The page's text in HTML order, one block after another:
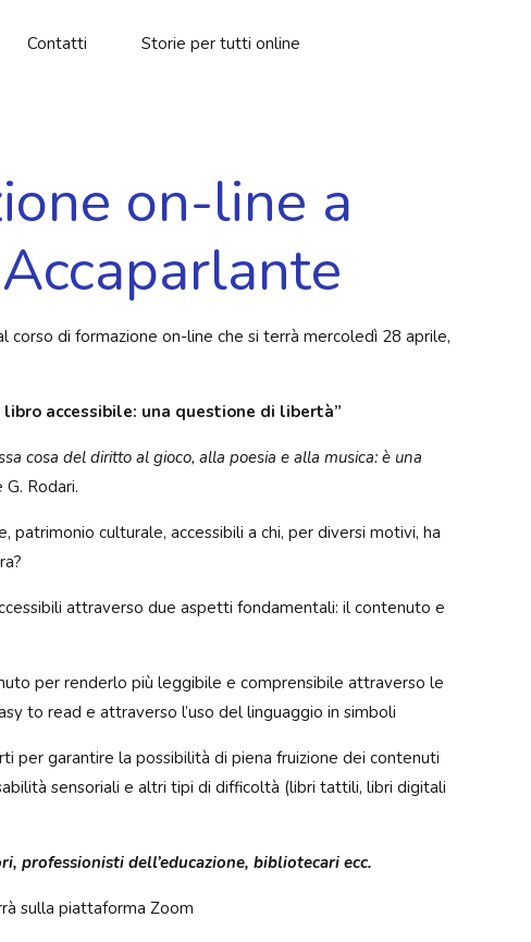
Contatti Storie per tutti online
on-line a
corso di formazione on-line che si terrà mercoledì 28 aprile,
accessibile: una questione di libertà”
cosa del diritto al gioco, alla poesia e alla musica: è una
G. Rodari.
patrimonio culturale, accessibili a chi, per diversi motivi, ha
attraverso due aspetti fondamentali: il contenuto e
per renderlo più leggibile e comprensibile attraverso le
to read e attraverso l’uso del linguaggio in simboli
per garantire la possibilità di piena fruizione dei contenuti
sensoriali e altri tipi di difficoltà (libri tattili, libri digitali
professionisti dell’educazione, bibliotecari ecc.
sulla piattaforma Zoom